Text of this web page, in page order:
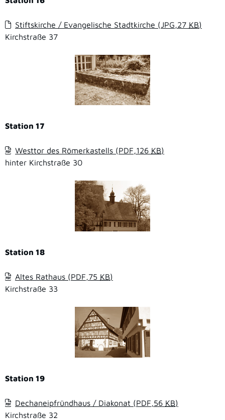
Stiftskirche / Evangelische Stadtkirche (JPG,27 KB)
Kirchstraße 37
Station 17
Westtor des Römerkastells (PDF,126 KB)
hinter Kirchstraße 30
Station 18
Altes Rathaus (PDF,75 KB)
Kirchstraße 33
Station 19
Dechaneipfründhaus / Diakonat (PDF,56 KB)
Kirchstraße 32